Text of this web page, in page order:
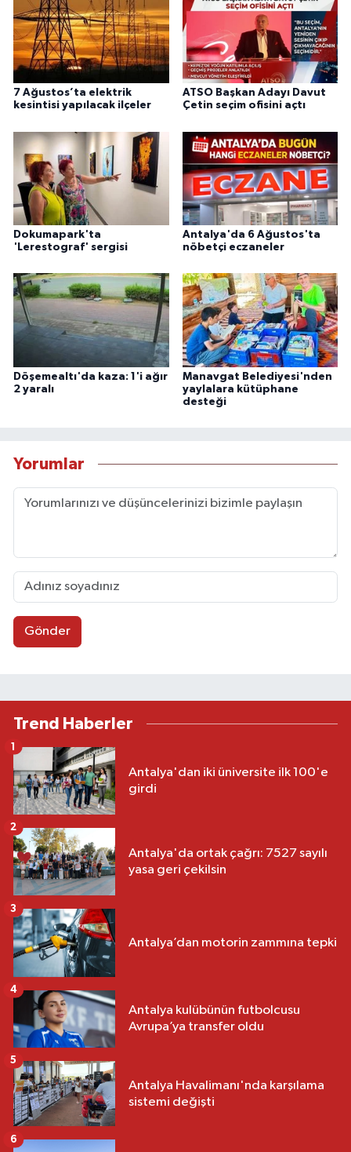
7 Ağustos’ta elektrik
kesintisi yapılacak ilçeler
ATSO Başkan Adayı Davut
Çetin seçim ofisini açtı
Dokumapark'ta
'Lerestograf' sergisi
Antalya'da 6 Ağustos'ta
nöbetçi eczaneler
Döşemealtı'da kaza: 1'i ağır
2 yaralı
Manavgat Belediyesi'nden
yaylalara kütüphane
desteği
Yorumlar
Gönder
Trend Haberler
Antalya'dan iki üniversite ilk 100'e
girdi
1
Antalya'da ortak çağrı: 7527 sayılı
yasa geri çekilsin
2
Antalya’dan motorin zammına tepki
3
Antalya kulübünün futbolcusu
Avrupa’ya transfer oldu
4
Antalya Havalimanı'nda karşılama
sistemi değişti
5
6